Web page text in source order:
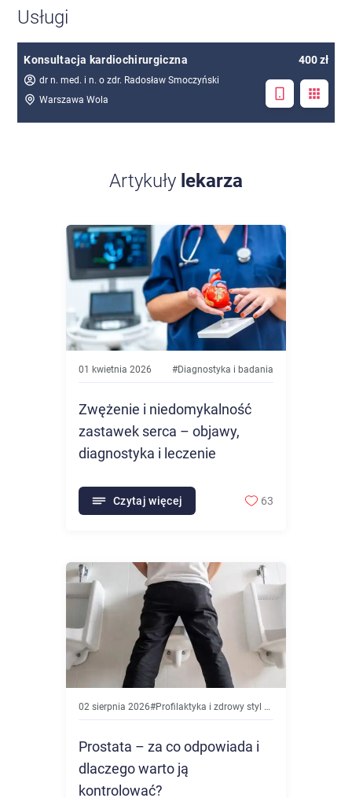
Usługi
Konsultacja kardiochirurgiczna 400 zł
dr n. med. i n. o zdr. Radosław Smoczyński
Warszawa Wola
Artykuły lekarza
01 kwietnia 2026 #Diagnostyka i badania
Zwężenie i niedomykalność
zastawek serca – objawy,
diagnostyka i leczenie
Czytaj więcej 63
02 sierpnia 2026#Profilaktyka i zdrowy styl życia
Prostata – za co odpowiada i
dlaczego warto ją
kontrolować?